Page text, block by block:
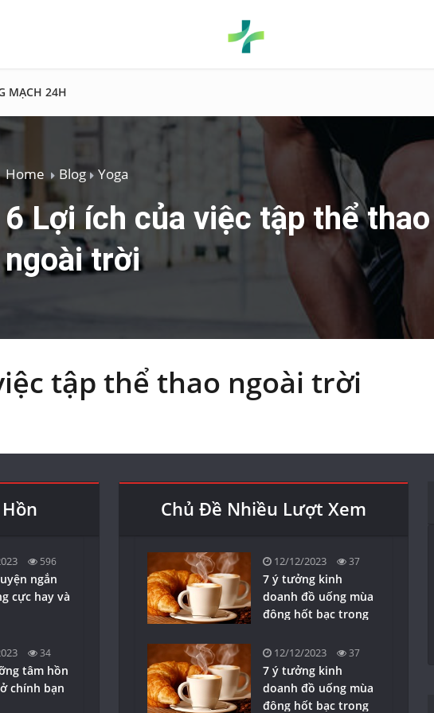
MẠCH 24H
Home Blog Yoga
6 Lợi ích của việc tập thể thao
ngoài trời
tập thể thao ngoài trời
596
ngắn
cực hay và
34
tâm hồn
chính bạn
Chủ Đề Nhiều Lượt Xem
12/12/2023 37
7 ý tưởng kinh
doanh đồ uống mùa
đông hốt bạc trong
12/12/2023 37
7 ý tưởng kinh
doanh đồ uống mùa
đông hốt bạc trong